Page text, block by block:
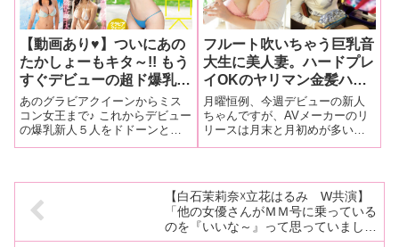
【動画あり♥】ついにあの
たかしょーもキタ～!! もう
すぐデビューの超ド爆乳♥
新人女優この５パイ!! しか
も全員Ｇカップ超えだン
ゴ〜!!
あのグラビアクイーンからミス
コン女王まで♪ これからデビュー
の爆乳新人５人をドドーンとご
紹介♪ 今年のお乳は早くも大豊作
フルート吹いちゃう巨乳音
大生に美人妻。ハードプレ
イOKのヤリマン金髪ハー
フ、Fカップ美人パチスロ
ライターと変化球もアリの
6人を紹介!!【今週デビュ
ーの新人ちゃん
月曜恒例、今週デビューの新人
ちゃんですが、AVメーカーのリ
リースは月末と月初めが多いた
め、今週はそれほどいないか
ラインナップなので今週も必ず
一人はオキニが見つかるはず！
【白石茉莉奈☓立花はるみ W共演】
「他の女優さんがＭＭ号に乗っている
のを『いいな～』って思っていました
（笑）」【記念インタビュー 前編】